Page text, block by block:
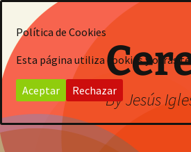
contenido
By Jesús
Política de Cookies
Esta página utiliza cookies y otras
Aceptar Rechazar